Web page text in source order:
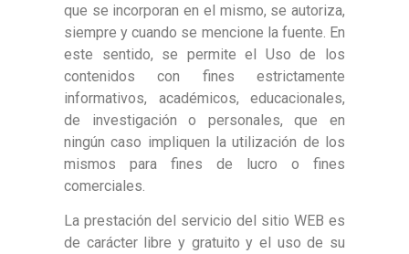
que se incorporan en el mismo, se autoriza,
siempre y cuando se mencione la fuente. En
este sentido, se permite el Uso de los
contenidos con fines estrictamente
informativos, académicos, educacionales,
de investigación o personales, que en
ningún caso impliquen la utilización de los
mismos para fines de lucro o fines
comerciales.
La prestación del servicio del sitio WEB es
de carácter libre y gratuito y el uso de su